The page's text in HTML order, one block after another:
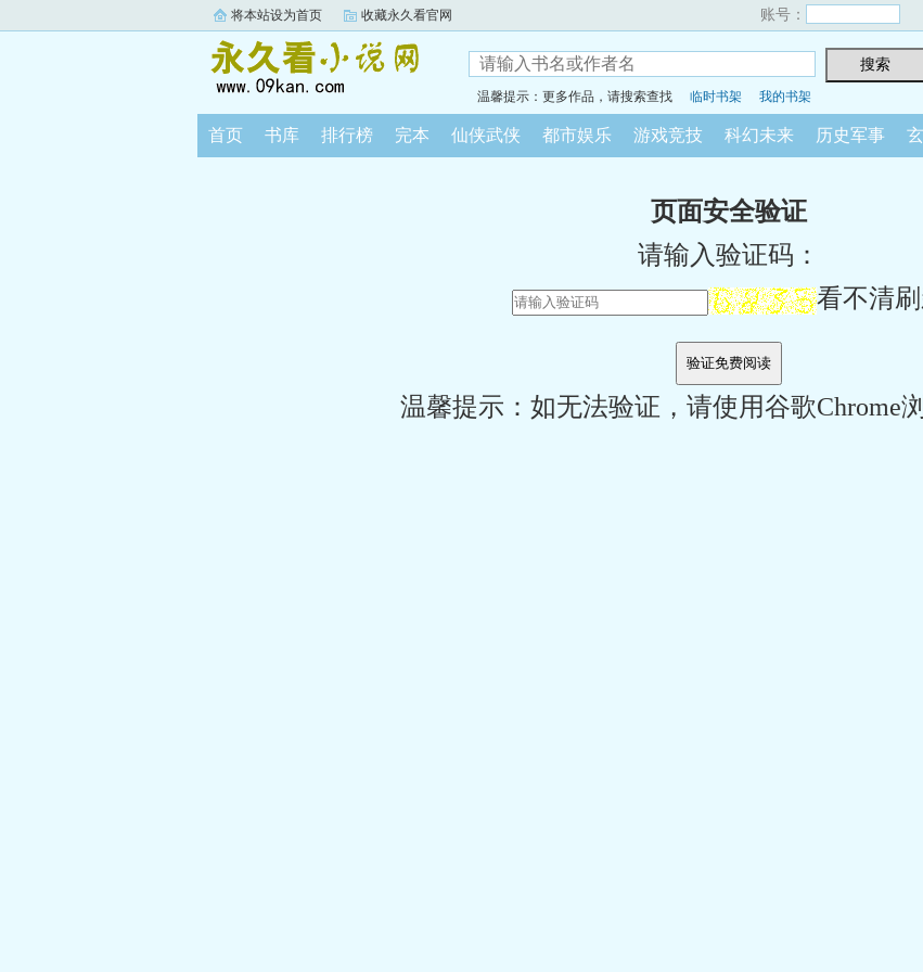
将本站设为首页 收藏永久看官网 账号：
温馨提示：更多作品，请搜索查找 临时书架 我的书架
首页 书库 排行榜 完本 仙侠武侠 都市娱乐 游戏竞技 科幻未来 历史军事
页面安全验证
请输入验证码：
看不清
温馨提示：如无法验证，请使用谷歌Chrome